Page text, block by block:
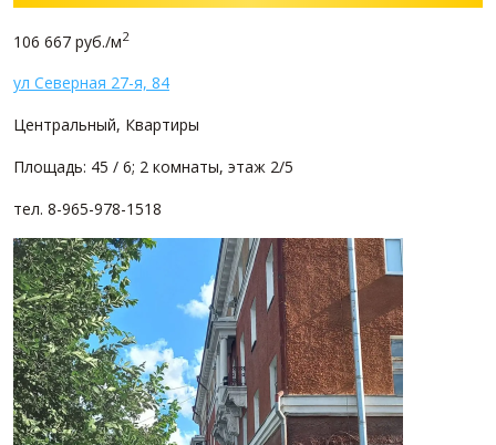
106 667 руб./м2
ул Северная 27-я, 84
Центральный, Квартиры
Площадь: 45 / 6; 2 комнаты, этаж 2/5
тел. 8-965-978-1518